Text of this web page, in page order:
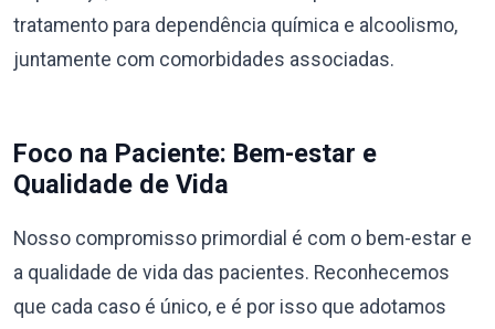
tratamento para dependência química e alcoolismo,
juntamente com comorbidades associadas.
Foco na Paciente: Bem-estar e
Qualidade de Vida
Nosso compromisso primordial é com o bem-estar e
a qualidade de vida das pacientes. Reconhecemos
que cada caso é único, e é por isso que adotamos